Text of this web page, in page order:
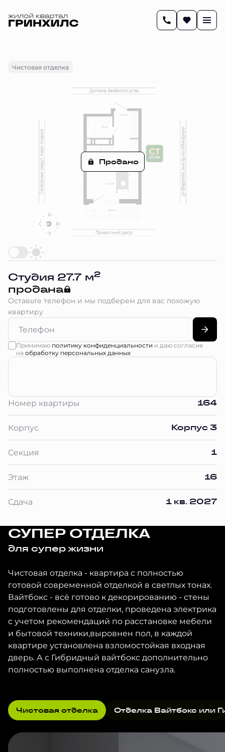
Чистовая отделка
Продано
Студия 27.7 м2
продана
Оставьте телефон и мы подберем для вас похожую
квартиру
Принимаю политику конфиденциальности и даю согласие
на обработку персональных данных
Номер квартиры 164
Корпус Корпус 3
Секция 1
Этаж 16
Сдача 1 кв. 2027
СУПЕР ОТДЕЛКА
для супер жизни
Чистовая отделка - квартира с полностью
готовой современной отделкой в светлых тонах.
Вайтбокс - всё готово к декорированию - стены
подготовлены для отделки, проведена электрика
с учетом рекомендаций по расстановке мебели
и бытовой техники,выровнен пол, в каждой
квартире установлена взломостойкая входная
дверь. А с Гибридный вайтбокс дополнительно
полностью выполнена отделка санузла.
Чистовая отделка Отделка Вайтбокс или